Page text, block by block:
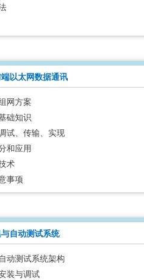
以太网数据通讯
网方案
础知识
试、传输、实现
和应用
术
事项
自动测试系统
动测试系统架构
装与调试